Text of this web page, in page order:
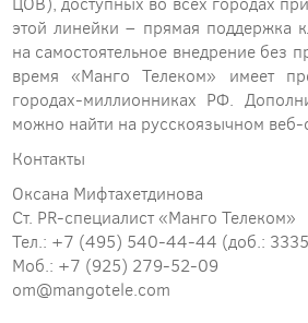
этой линейки – прямая поддержка
на самостоятельное внедрение без
время «Манго Телеком» имеет
городах-миллионниках РФ.
можно найти на русскоязычном
Контакты
Оксана Мифтахетдинова
Ст. PR-специалист «Манго Телеком»
Тел.: +7 (495) 540-44-44 (доб.:
Моб.: +7 (925) 279-52-09
om@mangotele.com